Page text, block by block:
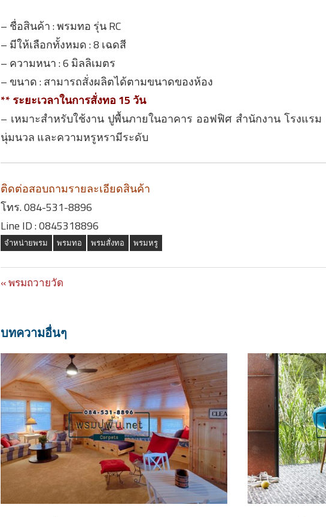
– ชื่อสินค้า :พรมทอ รุ่น RC
– มีให้เลือกทั้งหมด : 8 เฉดสี
– ความหนา : 6 มิลลิเมตร
– ขนาด : สามารถสั่งผลิตได้ตามขนาดของห้อง
** ระยะเวลาในการสั่งทอ 15 วัน
– เหมาะสำหรับใช้งาน ปูพื้นภายในอาคาร ออฟฟิศ สำนักงาน โรงแร
นุ่มนวล และความหรูหรามีระดับ
ติดต่อสอบถามรายละเอียดสินค้า
โทร. 084-531-8896
Line ID : 0845318896
จำหน่ายพรม พรมทอ พรมสั่งทอ พรมหรู
navigation
Previous
พรมถวายวัด
บทความอื่นๆ